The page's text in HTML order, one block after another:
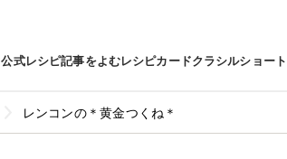
公式レシピ記事をよむレシピカードクラシルショート
レンコンの＊黄金つくね＊